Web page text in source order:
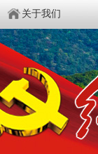
关于我们